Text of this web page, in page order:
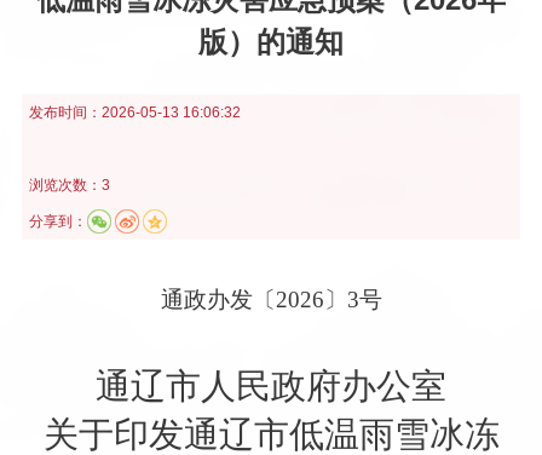
版）的通知
发布时间： 2026-05-13 16:06:32
浏览次数：3
分享到：
通政办发〔2026〕 3号
通辽市人民政府办公室
关于印发通辽市低温雨雪冰冻